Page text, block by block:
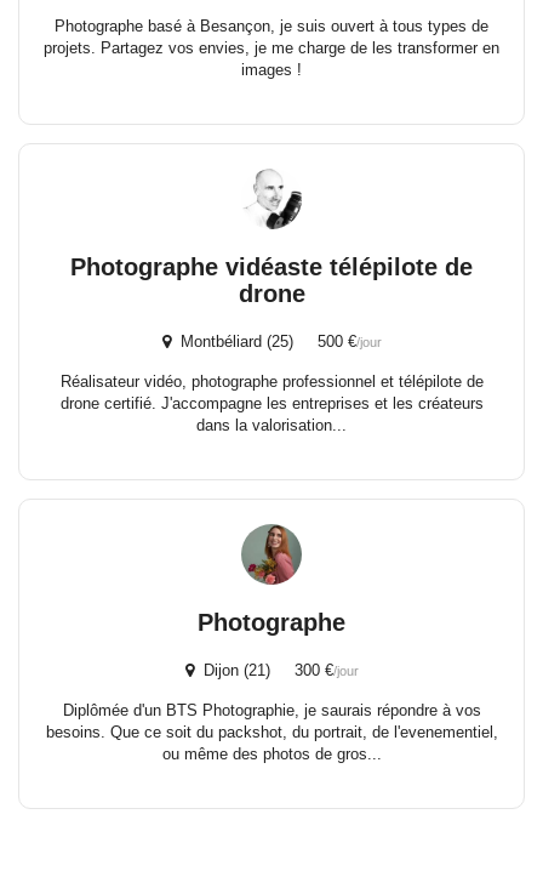
Photographe basé à Besançon, je suis ouvert à tous types de
projets. Partagez vos envies, je me charge de les transformer en
images !
Photographe vidéaste télépilote de
drone
Montbéliard (25) 500 €/jour
Réalisateur vidéo, photographe professionnel et télépilote de
drone certifié. J'accompagne les entreprises et les créateurs
dans la valorisation...
Photographe
Dijon (21) 300 €/jour
Diplômée d'un BTS Photographie, je saurais répondre à vos
besoins. Que ce soit du packshot, du portrait, de l'evenementiel,
ou même des photos de gros...